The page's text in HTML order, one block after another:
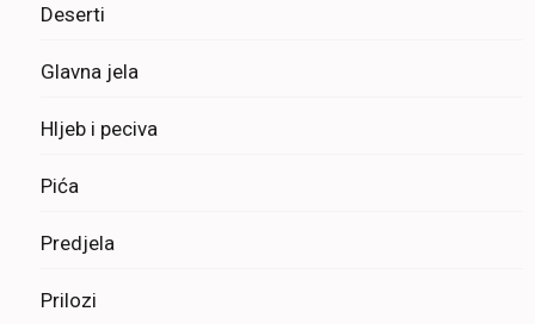
Deserti
Glavna jela
Hljeb i peciva
Pića
Predjela
Prilozi